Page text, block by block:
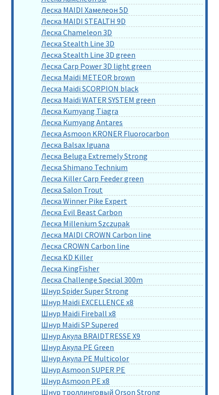
Леска MAIDI Хамелеон 5D
Леска MAIDI STEALTH 9D
Леска Chameleon 3D
Леска Stealth Line 3D
Леска Stealth Line 3D green
Леска Carp Power 3D light green
Леска Maidi METEOR brown
Леска Maidi SCORPION black
Леска Maidi WATER SYSTEM green
Леска Kumyang Tiagra
Леска Kumyang Antares
Леска Asmoon KRONER Fluorocarbon
Леска Balsax Iguana
Леска Beluga Extremely Strong
Леска Shimano Technium
Леска Killer Carp Feeder green
Леска Salon Trout
Леска Winner Pike Expert
Леска Evil Beast Carbon
Леска Millenium Szczupak
Леска MAIDI CROWN Carbon line
Леска CROWN Carbon line
Леска KD Killer
Леска KingFisher
Леска Challenge Special 300m
Шнур Spider Super Strong
Шнур Maidi EXCELLENCE x8
Шнур Maidi Fireball x8
Шнур Maidi SP Supered
Шнур Акула BRAIDTRESSE X9
Шнур Акула PE Green
Шнур Акула PE Multicolor
Шнур Asmoon SUPER PE
Шнур Asmoon PE x8
Шнур троллинговый Orson Strong